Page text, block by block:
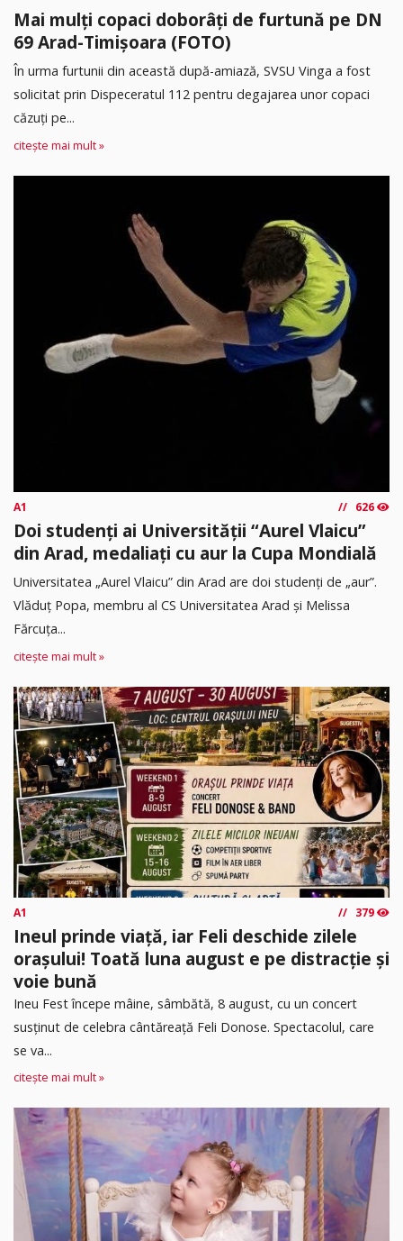
Mai mulți copaci doborâți de furtună pe DN
69 Arad-Timișoara (FOTO)
În urma furtunii din această după-amiază, SVSU Vinga a fost
solicitat prin Dispeceratul 112 pentru degajarea unor copaci
căzuți pe...
citește mai mult »
A1 626
Doi studenți ai Universității “Aurel Vlaicu”
din Arad, medaliați cu aur la Cupa Mondială
Universitatea „Aurel Vlaicu” din Arad are doi studenți de „aur”.
Vlăduț Popa, membru al CS Universitatea Arad și Melissa
Fărcuța...
citește mai mult »
A1 379
Ineul prinde viață, iar Feli deschide zilele
orașului! Toată luna august e pe distracție și
voie bună
Ineu Fest începe mâine, sâmbătă, 8 august, cu un concert
susținut de celebra cântăreață Feli Donose. Spectacolul, care
se va...
citește mai mult »